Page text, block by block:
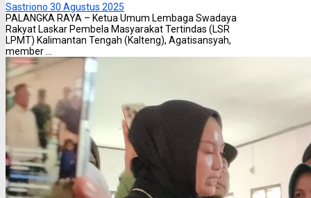
Sastriono 30 Agustus 2025
PALANGKA RAYA – Ketua Umum Lembaga Swadaya
Rakyat Laskar Pembela Masyarakat Tertindas (LSR
LPMT) Kalimantan Tengah (Kalteng), Agatisansyah,
member ...